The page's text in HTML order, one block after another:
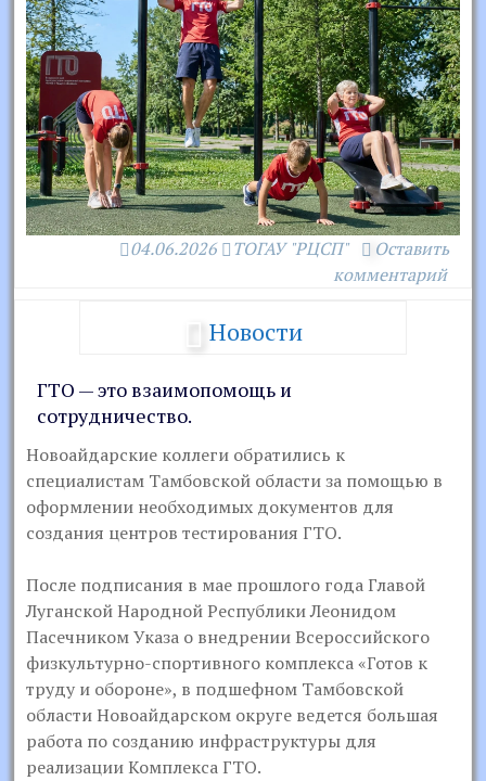
04.06.2026 ТОГАУ "РЦСП"
Оставить
комментарий
Новости
ГТО — это взаимопомощь и
сотрудничество.
Новоайдарские коллеги обратились к
специалистам Тамбовской области за помощью в
оформлении необходимых документов для
создания центров тестирования ГТО.
После подписания в мае прошлого года Главой
Луганской Народной Республики Леонидом
Пасечником Указа о внедрении Всероссийского
физкультурно-спортивного комплекса «Готов к
труду и обороне», в подшефном Тамбовской
области Новоайдарском округе ведется большая
работа по созданию инфраструктуры для
реализации Комплекса ГТО.